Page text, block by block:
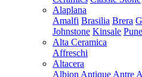
Alaplana
Amalfi Brasilia Brera
Johnstone Kinsale Pune
Alta Ceramica
Affreschi
Altacera
Albion Antique Antre